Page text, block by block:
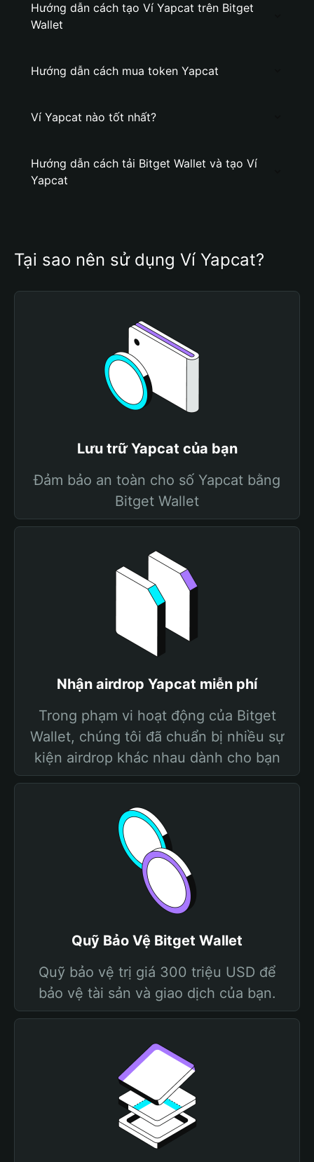
Hướng dẫn cách tạo Ví Yapcat trên Bitget
Wallet
Hướng dẫn cách mua token Yapcat
Ví Yapcat nào tốt nhất?
Hướng dẫn cách tải Bitget Wallet và tạo Ví
Yapcat
Tại sao nên sử dụng Ví Yapcat?
Lưu trữ Yapcat của bạn
Đảm bảo an toàn cho số Yapcat bằng
Bitget Wallet
Nhận airdrop Yapcat miễn phí
Trong phạm vi hoạt động của Bitget
Wallet, chúng tôi đã chuẩn bị nhiều sự
kiện airdrop khác nhau dành cho bạn
Quỹ Bảo Vệ Bitget Wallet
Quỹ bảo vệ trị giá 300 triệu USD để
bảo vệ tài sản và giao dịch của bạn.